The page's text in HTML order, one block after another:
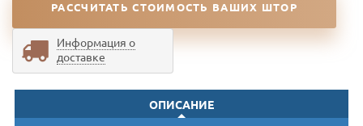
РАССЧИТАТЬ СТОИМОСТЬ ВАШИХ ШТОР
Информация о
доставке
ОПИСАНИЕ